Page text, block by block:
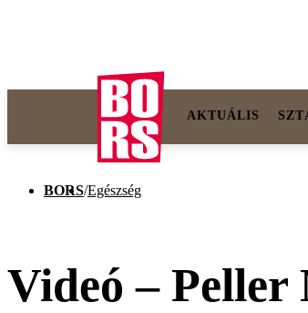
AKTUÁLIS
BORS/Egészség
Videó – Peller